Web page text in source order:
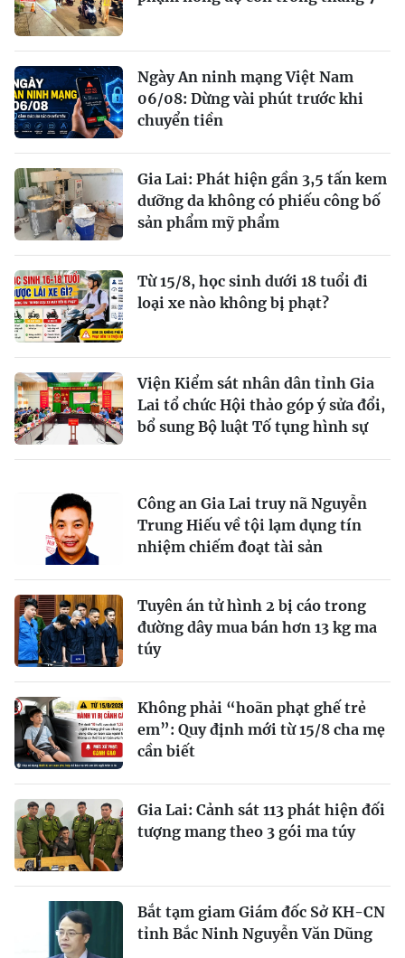
Ngày An ninh mạng Việt Nam
06/08: Dừng vài phút trước khi
chuyển tiền
Gia Lai: Phát hiện gần 3,5 tấn kem
dưỡng da không có phiếu công bố
sản phẩm mỹ phẩm
Từ 15/8, học sinh dưới 18 tuổi đi
loại xe nào không bị phạt?
Viện Kiểm sát nhân dân tỉnh Gia
Lai tổ chức Hội thảo góp ý sửa đổi,
bổ sung Bộ luật Tố tụng hình sự
Công an Gia Lai truy nã Nguyễn
Trung Hiếu về tội lạm dụng tín
nhiệm chiếm đoạt tài sản
Tuyên án tử hình 2 bị cáo trong
đường dây mua bán hơn 13 kg ma
túy
Không phải “hoãn phạt ghế trẻ
em”: Quy định mới từ 15/8 cha mẹ
cần biết
Gia Lai: Cảnh sát 113 phát hiện đối
tượng mang theo 3 gói ma túy
Bắt tạm giam Giám đốc Sở KH-CN
tỉnh Bắc Ninh Nguyễn Văn Dũng